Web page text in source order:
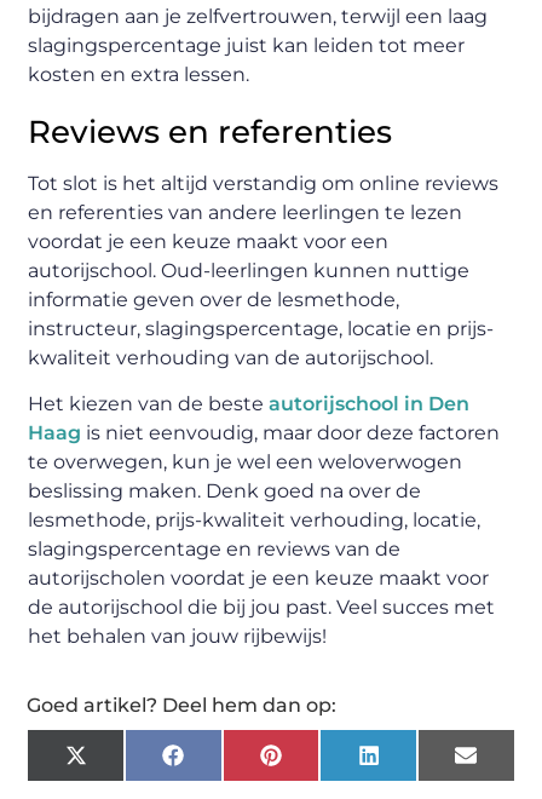
bijdragen aan je zelfvertrouwen, terwijl een laag
slagingspercentage juist kan leiden tot meer
kosten en extra lessen.
Reviews en referenties
Tot slot is het altijd verstandig om online reviews
en referenties van andere leerlingen te lezen
voordat je een keuze maakt voor een
autorijschool. Oud-leerlingen kunnen nuttige
informatie geven over de lesmethode,
instructeur, slagingspercentage, locatie en prijs-
kwaliteit verhouding van de autorijschool.
Het kiezen van de besteautorijschool in Den
Haag is niet eenvoudig, maar door deze factoren
te overwegen, kun je wel een weloverwogen
beslissing maken. Denk goed na over de
lesmethode, prijs-kwaliteit verhouding, locatie,
slagingspercentage en reviews van de
autorijscholen voordat je een keuze maakt voor
de autorijschool die bij jou past. Veel succes met
het behalen van jouw rijbewijs!
Goed artikel? Deel hem dan op:
X
(Twitter)
FacebookPinterestLinkedIn Email